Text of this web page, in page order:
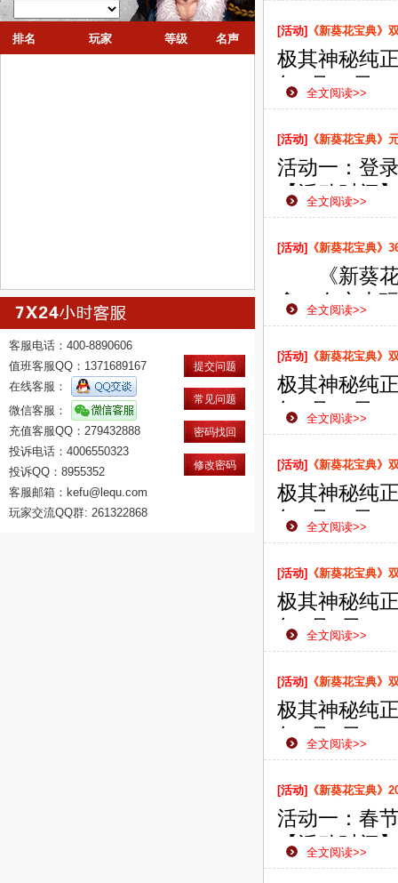
排名 玩家 等级 名声
客服电话：400-8890606
值班客服QQ：1371689167
在线客服：
微信客服：
充值客服QQ：279432888
投诉电话：4006550323
投诉QQ：8955352
客服邮箱：kefu@lequ.com
玩家交流QQ群: 261322868
提交问题
常见问题
密码找回
修改密码
侠之路更加
[活动] 《新葵花宝典》
极其神秘纯
年2月19日
款网页游戏
侠之路更加
全文阅读>>
[活动] 《新葵花宝典》
活动一：登
【活动时间
【活动范围
【活动内容
礼。 登录天
全文阅读>>
[活动] 《新葵花宝典》
《新葵花
念，在广大
为了给广大
展了此次数
全文阅读>>
[活动] 《新葵花宝典》
极其神秘纯
年2月15日
款网页游戏
侠之路更加
全文阅读>>
[活动] 《新葵花宝典》
极其神秘纯
年2月12日
款网页游戏
侠之路更加
全文阅读>>
[活动] 《新葵花宝典》
极其神秘纯
年2月8日
款网页游戏
侠之路更加
全文阅读>>
[活动] 《新葵花宝典》
极其神秘纯
年2月5日
款网页游戏
侠之路更加
全文阅读>>
[活动] 《新葵花宝典》
活动一：春
【活动时间
【活动范围
全文阅读>>